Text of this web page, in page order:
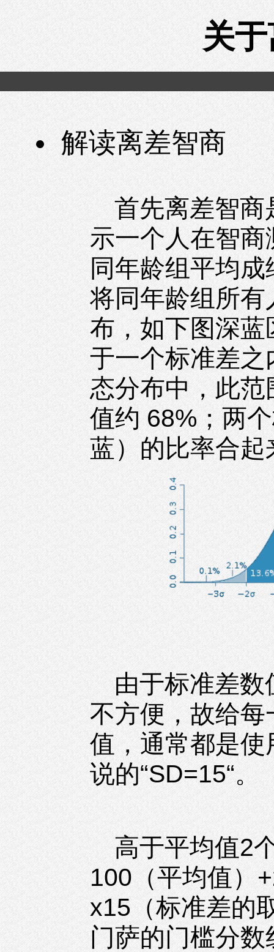
关
解读离差智商
首先离差智商
示一个人在智
同年龄组平均
将同年龄组所
布，如下图深
于一个标准差
态分布中，此
值约 68%；两
蓝）的比率合
由于标准差
不方便，故给
值，通常都是
说的“SD=15“。
高于平均值2
100（平均值）
x15（标准差的
门萨的门槛分